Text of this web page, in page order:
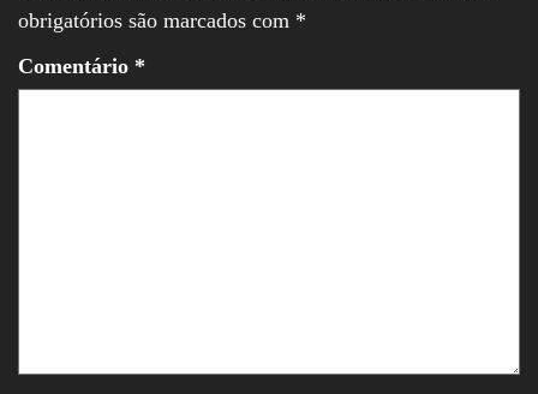
obrigatórios são marcados com *
Comentário *